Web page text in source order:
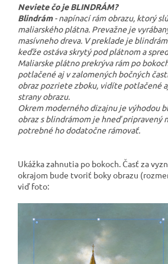
Neviete čo je BLINDRÁM?
Blindrám- napínací rám obrazu, ktorý
maliarského plátna. Prevažne je
masívneho dreva. V preklade je
keďže ostáva skrytý pod plátnom a
Maliarske plátno prekrýva rám po
potlačené aj v zalomených bočných
obraz pozriete zboku, vidíte potlačené
strany obrazu.
Okrem moderného dizajnu je výhodou
obraz s blindrámom je hneď pripravený
potrebné ho dodatočne rámovať.
Ukážka zahnutia po bokoch. Časť za
okrajom bude tvoriť boky obrazu
viď foto: